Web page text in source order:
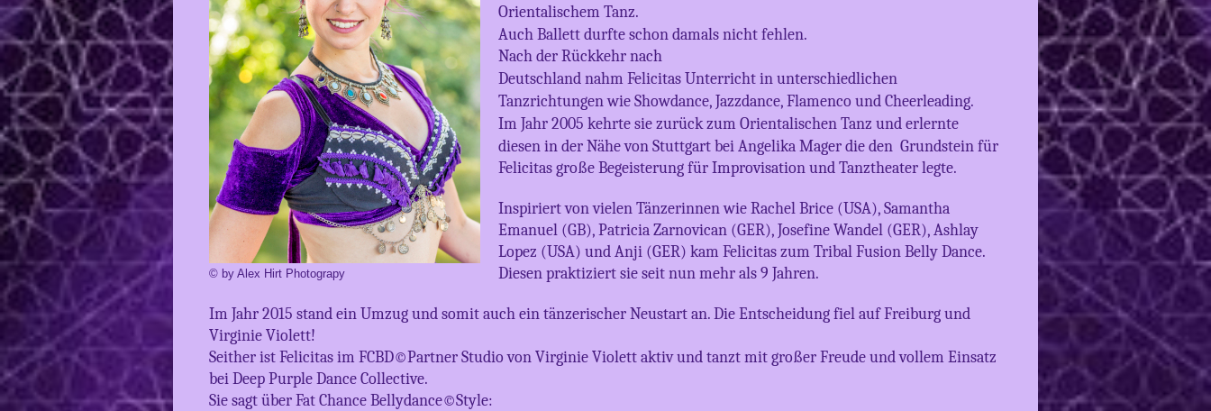
© by Alex Hirt Photograpy
Orientalischem Tanz.
Auch Ballett durfte schon damals nicht fehlen.
Nach der Rückkehr nach
Deutschland nahm Felicitas Unterricht in unterschiedlichen
Tanzrichtungen wie Showdance, Jazzdance, Flamenco und Cheerleading.
Im Jahr 2005 kehrte sie zurück zum Orientalischen Tanz und erlernte
diesen in der Nähe von Stuttgart bei Angelika Mager die den Grundstein für
Felicitas große Begeisterung für Improvisation und Tanztheater legte.
Inspiriert von vielen Tänzerinnen wie Rachel Brice (USA), Samantha
Emanuel (GB), Patricia Zarnovican (GER), Josefine Wandel (GER), Ashlay
Lopez (USA) und Anji (GER) kam Felicitas zum Tribal Fusion Belly Dance.
Diesen praktiziert sie seit nun mehr als 9 Jahren.
Im Jahr 2015 stand ein Umzug und somit auch ein tänzerischer Neustart an. Die Entscheidung fiel auf Freiburg und
Virginie Violett!
Seither ist Felicitas im FCBD©Partner Studio von Virginie Violett aktiv und tanzt mit großer Freude und vollem Einsatz
bei Deep Purple Dance Collective.
Sie sagt über Fat Chance Bellydance©Style: